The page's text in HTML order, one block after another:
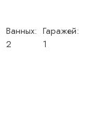
Ванных:
2
Гаражей:
1